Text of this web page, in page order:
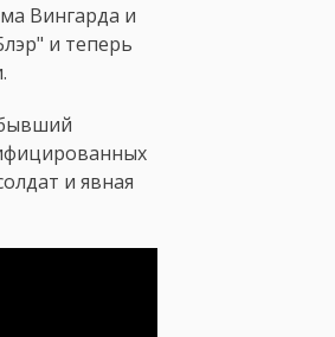
Вингарда и
и теперь
и явная